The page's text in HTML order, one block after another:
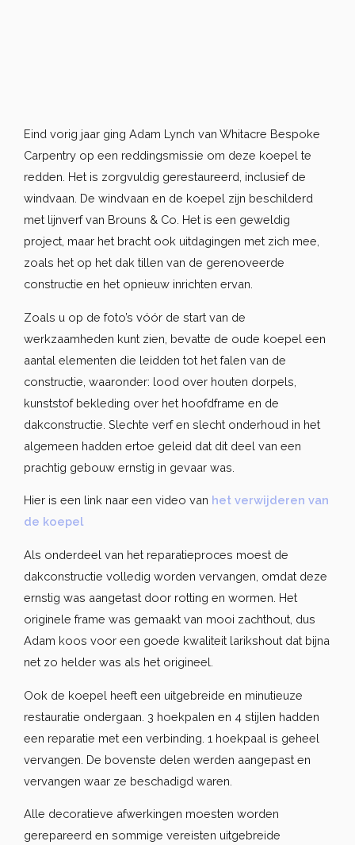
Eind vorig jaar ging Adam Lynch van Whitacre Bespoke
Carpentry op een reddingsmissie om deze koepel te
redden. Het is zorgvuldig gerestaureerd, inclusief de
windvaan. De windvaan en de koepel zijn beschilderd
met lijnverf van Brouns & Co. Het is een geweldig
project, maar het bracht ook uitdagingen met zich mee,
zoals het op het dak tillen van de gerenoveerde
constructie en het opnieuw inrichten ervan.
Zoals u op de foto’s vóór de start van de
werkzaamheden kunt zien, bevatte de oude koepel een
aantal elementen die leidden tot het falen van de
constructie, waaronder: lood over houten dorpels,
kunststof bekleding over het hoofdframe en de
dakconstructie. Slechte verf en slecht onderhoud in het
algemeen hadden ertoe geleid dat dit deel van een
prachtig gebouw ernstig in gevaar was.
Hier is een link naar een video van het verwijderen van
de koepel
Als onderdeel van het reparatieproces moest de
dakconstructie volledig worden vervangen, omdat deze
ernstig was aangetast door rotting en wormen. Het
originele frame was gemaakt van mooi zachthout, dus
Adam koos voor een goede kwaliteit larikshout dat bijna
net zo helder was als het origineel.
Ook de koepel heeft een uitgebreide en minutieuze
restauratie ondergaan. 3 hoekpalen en 4 stijlen hadden
een reparatie met een verbinding. 1 hoekpaal is geheel
vervangen. De bovenste delen werden aangepast en
vervangen waar ze beschadigd waren.
Alle decoratieve afwerkingen moesten worden
gerepareerd en sommige vereisten uitgebreide